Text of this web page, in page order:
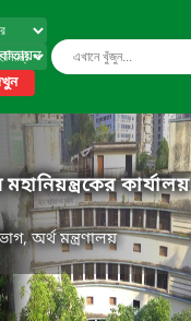
মহানিয়ন্ত্রকের কার্যালয়
অর্থ মন্ত্রণালয়